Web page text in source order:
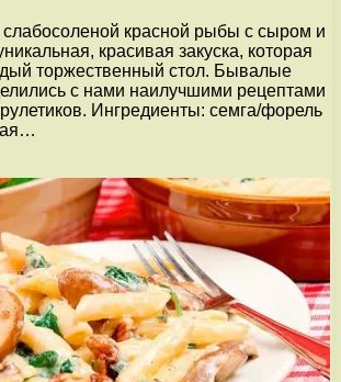
слабосоленой красной рыбы с сыром и
красивая закуска, которая
торжественный стол. Бывалые
с нами наилучшими рецептами
Ингредиенты: семга/форель